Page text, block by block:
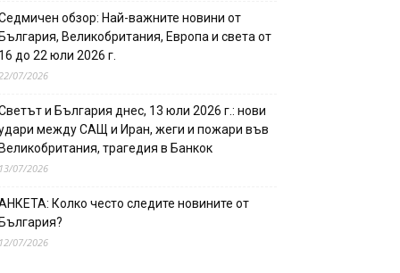
обзор: Най-важните новини от
Великобритания, Европа и света от
до 22 юли 2026 г.
07/2026
и България днес, 13 юли 2026 г.: нови
между САЩ и Иран, жеги и пожари във
трагедия в Банкок
07/2026
Колко често следите новините от
07/2026